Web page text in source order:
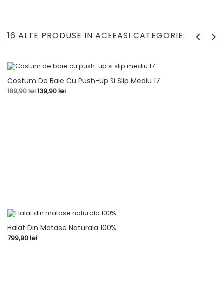
16 ALTE PRODUSE IN ACEEASI CATEGORIE:
Costum De Baie Cu Push-Up Si Slip Mediu 17
Pret
189,90 leiPret
139,90 lei
-50,00 LEI
Halat Din Matase Naturala 100%
Pret
799,90 lei